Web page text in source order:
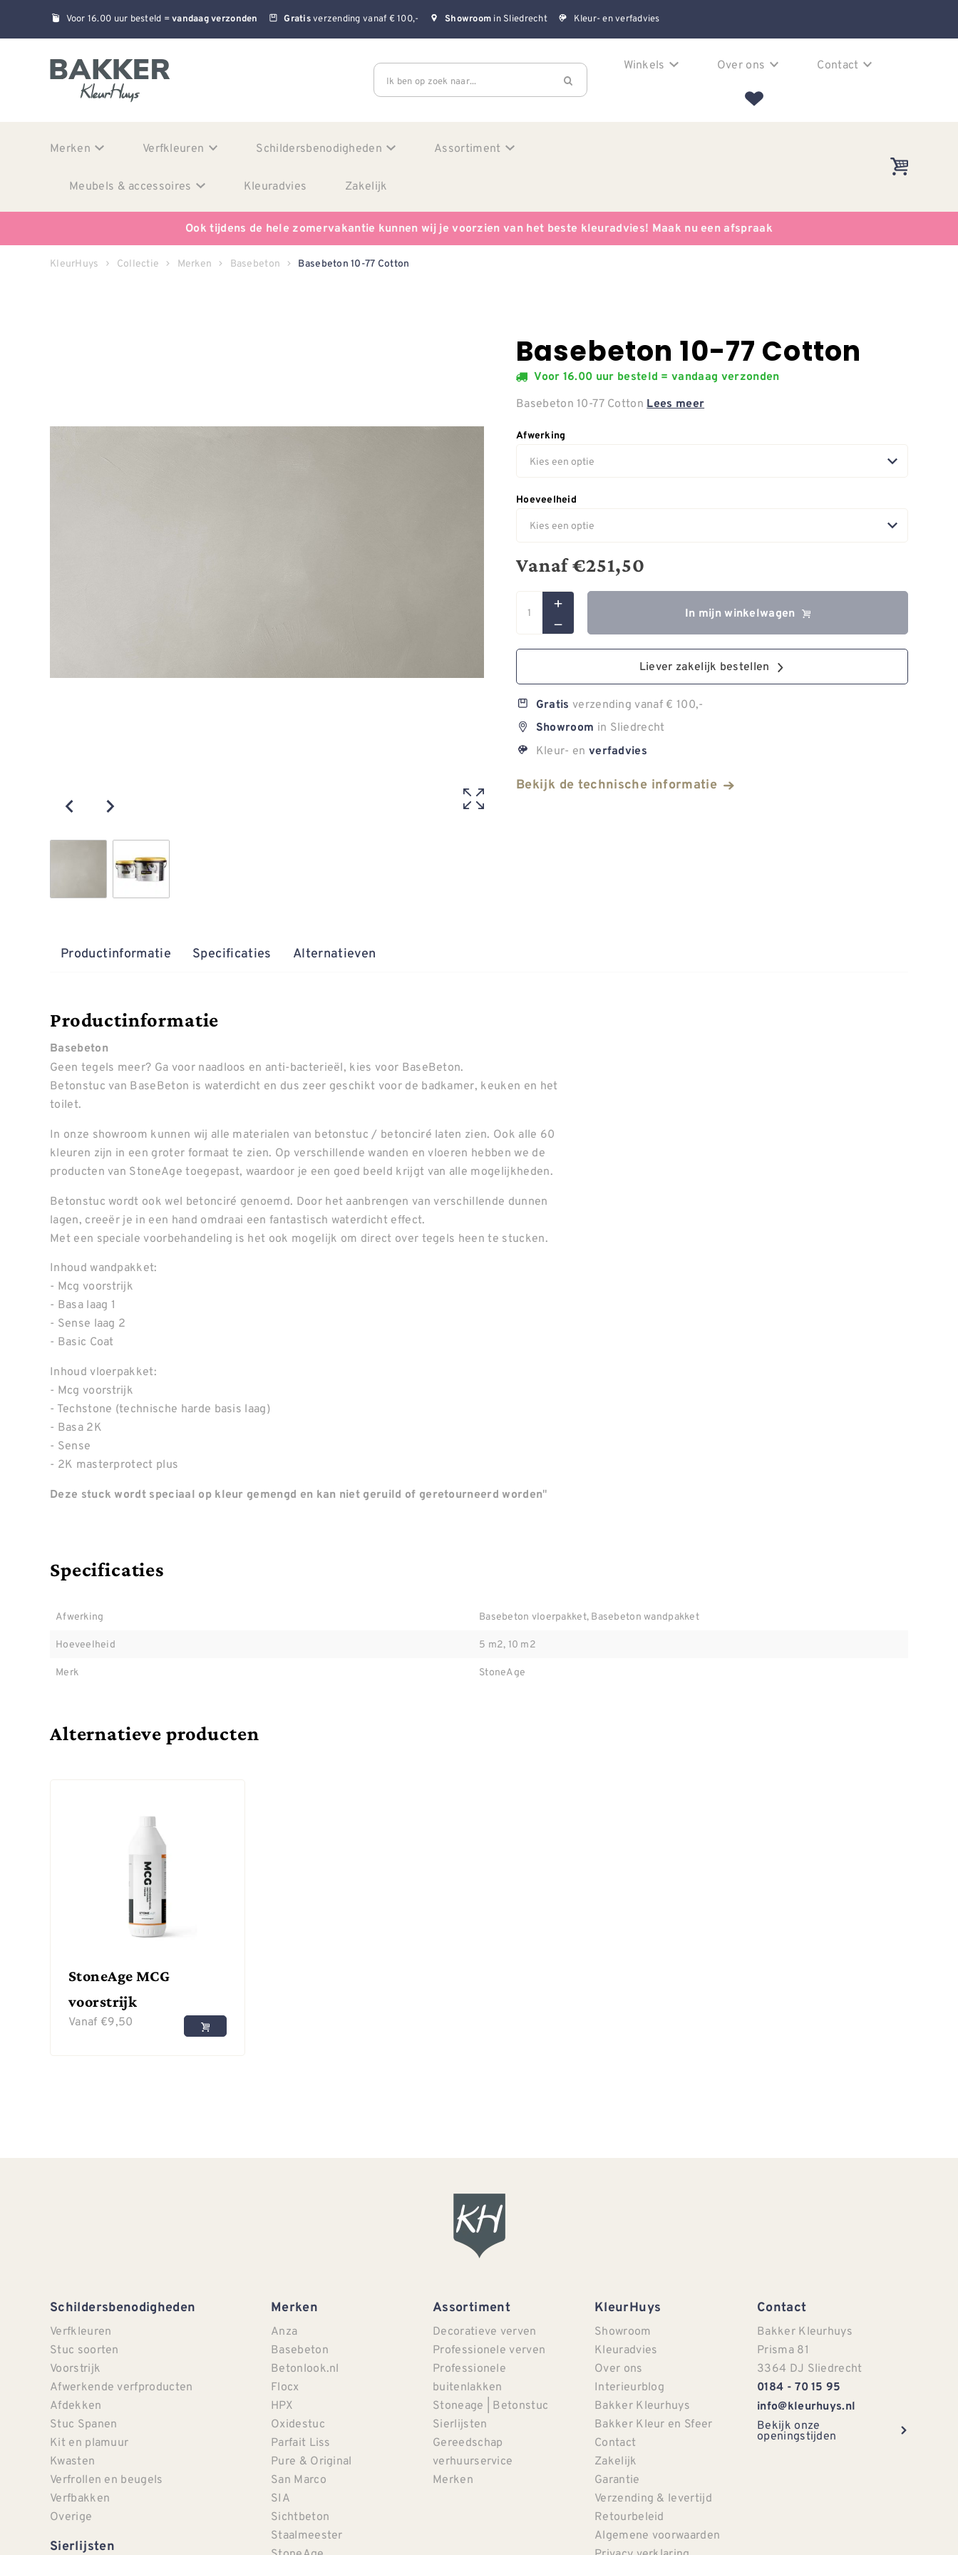
Voor 16.00 uur besteld =vandaag verzonden Gratisverzending vanaf € 100,- Showroom in Sliedrecht Kleur- en verfadvies
Ik ben op zoek naar...
Winkels Over ons Contact
Merken Verfkleuren Schildersbenodigheden Assortiment
Meubels & accessoires Kleuradvies Zakelijk
Ook tijdens de hele zomervakantie kunnen wij je voorzien van het beste kleuradvies! Maak nu een afspraak
KleurHuys Collectie Merken Basebeton Basebeton 10-77 Cotton
Basebeton 10-77 Cotton
Voor 16.00 uur besteld = vandaag verzonden
Basebeton 10-77 Cotton Lees meer
Afwerking
Hoeveelheid
Vanaf€251,50
In mijn winkelwagen
Liever zakelijk bestellen
Gratis verzending vanaf € 100,-
Showroom in Sliedrecht
Kleur- en verfadvies
Bekijk de technische informatie
Productinformatie Specificaties Alternatieven
Productinformatie
Basebeton
Geen tegels meer? Ga voor naadloos en anti-bacterieël, kies voor BaseBeton.
Betonstuc van BaseBeton is waterdicht en dus zeer geschikt voor de badkamer, keuken en het
toilet.
In onze showroom kunnen wij alle materialen van betonstuc / betonciré laten zien. Ook alle 60
kleuren zijn in een groter formaat te zien. Op verschillende wanden en vloeren hebben we de
producten van StoneAge toegepast, waardoor je een goed beeld krijgt van alle mogelijkheden.
Betonstuc wordt ook wel betonciré genoemd. Door het aanbrengen van verschillende dunnen
lagen, creeër je in een hand omdraai een fantastisch waterdicht effect.
Met een speciale voorbehandeling is het ook mogelijk om direct over tegels heen te stucken.
Inhoud wandpakket:
- Mcg voorstrijk
- Basa laag 1
- Sense laag 2
- Basic Coat
Inhoud vloerpakket:
- Mcg voorstrijk
- Techstone (technische harde basis laag)
- Basa 2K
- Sense
- 2K masterprotect plus
Deze stuck wordt speciaal op kleur gemengd en kan niet geruild of geretourneerd worden"
Specificaties
Afwerking
Basebeton vloerpakket, Basebeton wandpakket
Hoeveelheid
5 m2, 10 m2
Merk
StoneAge
Alternatieve producten
StoneAge MCG
voorstrijk
Vanaf €9,50
Schildersbenodigheden
Verfkleuren
Stuc soorten
Voorstrijk
Afwerkende verfproducten
Afdekken
Stuc Spanen
Kit en plamuur
Kwasten
Verfrollen en beugels
Verfbakken
Overige
Sierlijsten
Merken
Anza
Basebeton
Betonlook.nl
Flocx
HPX
Oxidestuc
Parfait Liss
Pure & Original
San Marco
SIA
Sichtbeton
Staalmeester
Assortiment
Decoratieve verven
Professionele verven
Professionele
buitenlakken
Stoneage | Betonstuc
Sierlijsten
Gereedschap
verhuurservice
Merken
KleurHuys
Showroom
Kleuradvies
Over ons
Interieurblog
Bakker Kleurhuys
Bakker Kleur en Sfeer
Contact
Zakelijk
Garantie
Verzending & levertijd
Retourbeleid
Algemene voorwaarden
Contact
Bakker Kleurhuys
Prisma 81
3364 DJ Sliedrecht
0184 - 70 15 95
info@kleurhuys.nl
Bekijk onze
openingstijden